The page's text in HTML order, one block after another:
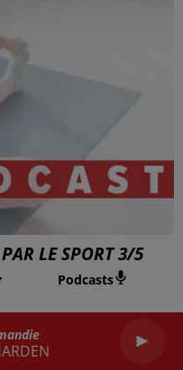
Podcasts
LE SPORT 3/5